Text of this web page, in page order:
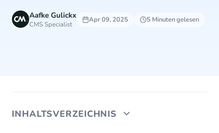
Aafke Gulickx
CMS Specialist
Apr 09, 2025 5 Minuten gelesen
INHALTSVERZEICHNIS